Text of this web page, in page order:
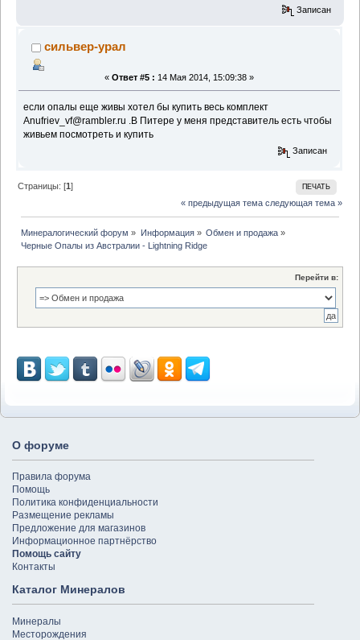
Записан
сильвер-урал
« Ответ #5 : 14 Мая 2014, 15:09:38 »
если опалы еще живы хотел бы купить весь комплект
Anufriev_vf@rambler.ru .В Питере у меня представитель есть чтобы
живьем посмотреть и купить
Записан
ПЕЧАТЬ
Страницы: [1]
« предыдущая тема следующая тема »
Минералогический форум » Информация» Обмен и продажа»
Черные Опалы из Австралии - Lightning Ridge
Перейти в:
О форуме
Правила форума
Помощь
Политика конфиденциальности
Размещение рекламы
Предложение для магазинов
Информационное партнёрство
Помощь сайту
Контакты
Каталог Минералов
Минералы
Месторождения